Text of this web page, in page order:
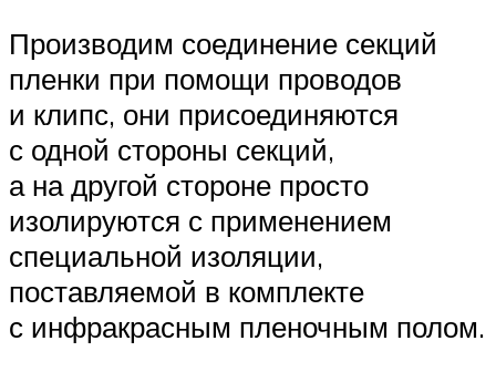
Производим соединение секций
пленки при помощи проводов
и клипс, они присоединяются
с одной стороны секций,
а на другой стороне просто
изолируются с применением
специальной изоляции,
поставляемой в комплекте
с инфракрасным пленочным полом.